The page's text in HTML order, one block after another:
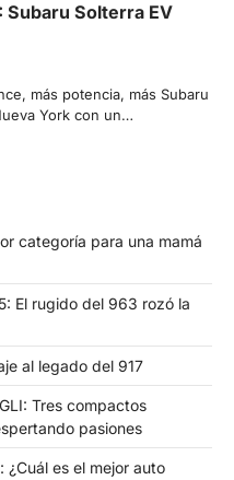
Solterra EV
más potencia, más Subaru
York con un…
categoría para una mamá
El rugido del 963 rozó la
al legado del 917
Tres compactos
pasiones
es el mejor auto